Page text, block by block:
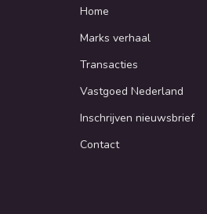
Home
Marks verhaal
Transacties
Vastgoed Nederland
Inschrijven nieuwsbrief
Contact